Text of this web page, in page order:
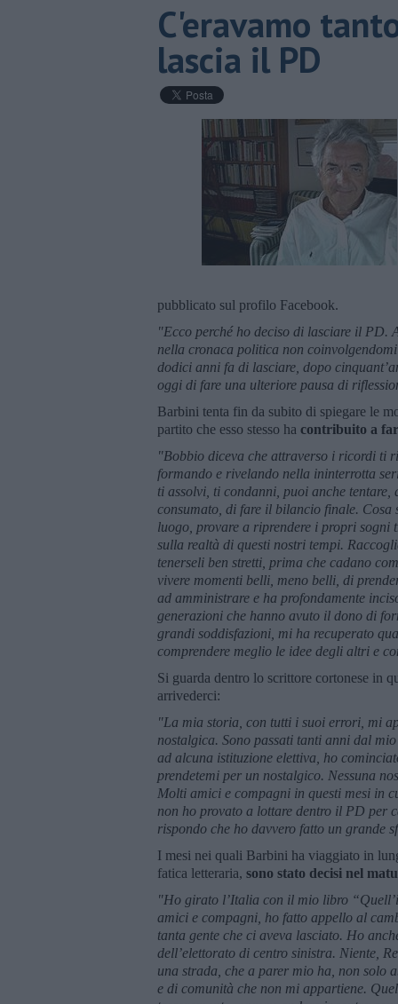
C'eravamo
lascia il PD
pubblicato sul profilo Facebook.
"Ecco perché ho deciso di lasciare il PD.
nella cronaca politica non
dodici anni fa di lasciare, dopo
oggi di fare una ulteriore pausa di
Barbini tenta fin da subito di spiegare le
partito che esso stesso ha contribuito a
"Bobbio diceva che attraverso i ricordi ti
formando e rivelando nella ininterrotta
ti assolvi, ti condanni, puoi anche
consumato, di fare il bilancio finale.
luogo, provare a riprendere i propri sogni
sulla realtà di questi nostri tempi.
tenerseli ben stretti, prima che cadano
vivere momenti belli, meno belli, di
ad amministrare e ha profondamente
generazioni che hanno avuto il dono di
grandi soddisfazioni, mi ha recuperato
comprendere meglio le idee degli altri e
Si guarda dentro lo scrittore cortonese in
arrivederci:
"La mia storia, con tutti i suoi errori, mi
nostalgica. Sono passati tanti anni dal
ad alcuna istituzione elettiva, ho
prendetemi per un nostalgico. Nessuna
Molti amici e compagni in questi mesi in
non ho provato a lottare dentro il PD per
rispondo che ho davvero fatto un grande
I mesi nei quali Barbini ha viaggiato in
fatica letteraria, sono stato decisi nel
"Ho girato l’Italia con il mio libro
amici e compagni, ho fatto appello al
tanta gente che ci aveva lasciato. Ho
dell’elettorato di centro sinistra. Niente,
una strada, che a parer mio ha, non solo
e di comunità che non mi appartiene.